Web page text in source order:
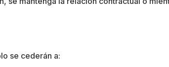
se cederán a: